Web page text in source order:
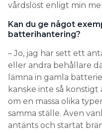
vårdslöst enligt min
Kan du ge något
batterihantering?
– Jo, jag har sett ett
eller andra behållare
lämna in gamla
kanske inte så
om en massa olika
samma ställe. Även
antänts och startat